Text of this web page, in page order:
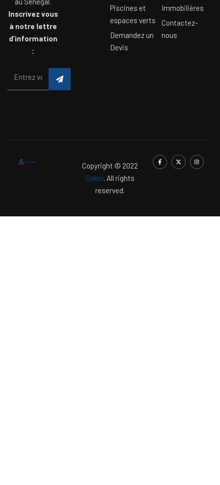
Inscrivez vous
à notre lettre
d’information
:
Piscines et
espaces verts
Demandez un
Devis
Immobilières
Contactez-
nous
Copyright © 2022
Dakni. All rights
reserved.